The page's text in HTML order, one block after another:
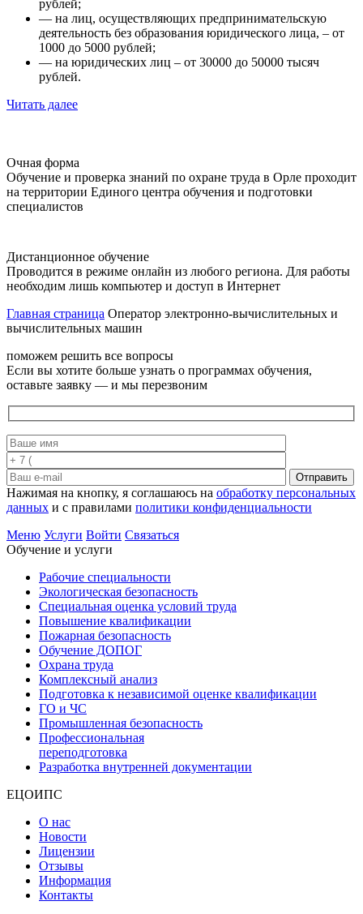
рублей;
— на лиц, осуществляющих предпринимательскую
деятельность без образования юридического лица, – от
1000 до 5000 рублей;
— на юридических лиц – от 30000 до 50000 тысяч
рублей.
Читать далее
Очная форма
Обучение и проверка знаний по охране труда в Орле проходит
на территории Единого центра обучения и подготовки
специалистов
Дистанционное обучение
Проводится в режиме онлайн из любого региона. Для работы
необходим лишь компьютер и доступ в Интернет
Главная страница Оператор электронно-вычислительных и
вычислительных машин
поможем решить все вопросы
Если вы хотите больше узнать о программах обучения,
оставьте заявку — и мы перезвоним
Отправить
Нажимая на кнопку, я соглашаюсь на обработку персональных
данных и с правилами политики конфиденциальности
Меню Услуги Войти Связаться
Обучение и услуги
Рабочие специальности
Экологическая безопасность
Специальная оценка условий труда
Повышение квалификации
Пожарная безопасность
Обучение ДОПОГ
Охрана труда
Комплексный анализ
Подготовка к независимой оценке квалификации
ГО и ЧС
Промышленная безопасность
Профессиональная
переподготовка
Разработка внутренней документации
ЕЦОИПС
О нас
Новости
Лицензии
Отзывы
Информация
Контакты